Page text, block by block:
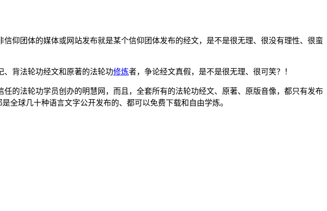
仰团体的媒体或网站发布就是某个信仰团体发布的经文，是不是很无理、很没有理性、很蛮
、背法轮功经文和原著的法轮功修炼者，争论经文真假，是不是很无理、很可笑？！
的法轮功学员创办的明慧网，而且，全套所有的法轮功经文、原著、原版音像，都只有发布
全球几十种语言文字公开发布的、都可以免费下载和自由学炼。